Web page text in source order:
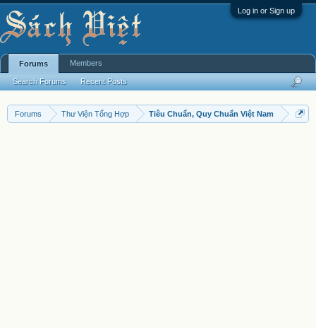
Log in or Sign up
Forums Thư Viện Tổng Hợp Tiêu Chuẩn, Quy Chuẩn Việt Nam
Forums
Search Forums Recent Posts
Members